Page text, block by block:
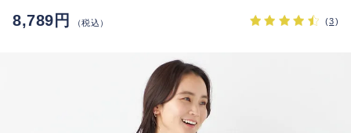
8,789円 （税込） (3)